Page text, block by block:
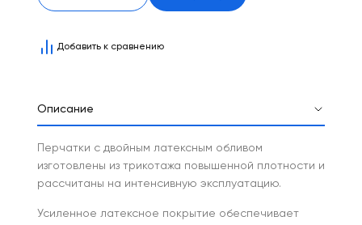
Добавить к сравнению
Описание
Перчатки с двойным латексным обливом
изготовлены из трикотажа повышенной плотности и
рассчитаны на интенсивную эксплуатацию.
Усиленное латексное покрытие обеспечивает